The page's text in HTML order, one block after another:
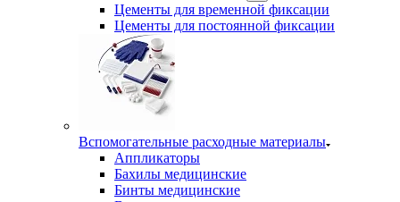
Цементы для временной фиксации
Цементы для постоянной фиксации
Вспомогательные расходные материалы
Аппликаторы
Бахилы медицинские
Бинты медицинские